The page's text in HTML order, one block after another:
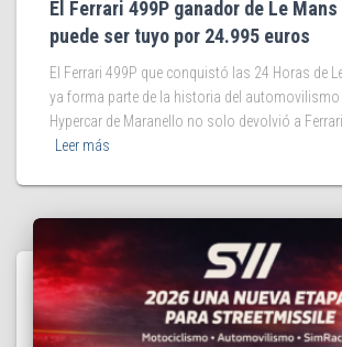
El Ferrari 499P ganador de Le
puede ser tuyo por 24.995 euros
El Ferrari 499P que conquistó las 24 Horas de
ya forma parte de la historia del automovilismo
Hypercar de Maranello no solo devolvió a
Leer más